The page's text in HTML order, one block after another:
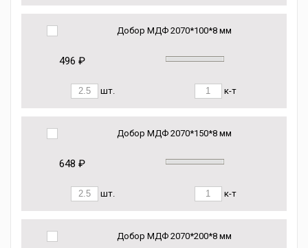
Добор МДФ 2070*100*8 мм
496 ₽
шт. к-т
Добор МДФ 2070*150*8 мм
648 ₽
шт. к-т
Добор МДФ 2070*200*8 мм